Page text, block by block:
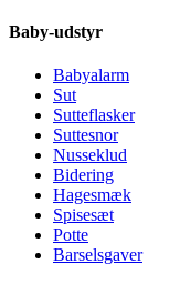
Baby-udstyr
Babyalarm
Sut
Sutteflasker
Suttesnor
Nusseklud
Bidering
Hagesmæk
Spisesæt
Potte
Barselsgaver